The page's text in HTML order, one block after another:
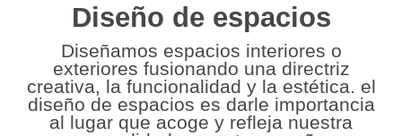
Diseño de espacios
Diseñamos espacios interiores o
exteriores fusionando una directriz
creativa, la funcionalidad y la estética. el
diseño de espacios es darle importancia
al lugar que acoge y refleja nuestra